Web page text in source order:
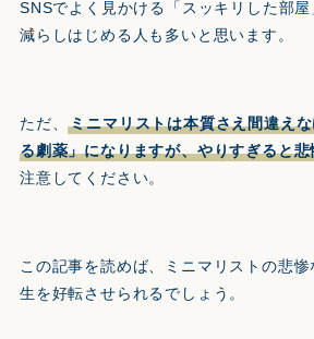
SNSでよく見かける「スッキリした部
減らしはじめる人も多いと思います。
ただ、ミニマリストは本質さえ間違え
る劇薬」になりますが、やりすぎると
注意してください。
この記事を読めば、ミニマリストの悲
生を好転させられるでしょう。